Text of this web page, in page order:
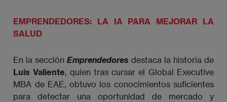
EMPRENDEDORES: LA IA PARA MEJORAR LA
SALUD
En la sección Emprendedores destaca la historia de
Luis Valiente, quien tras cursar el Global Executive
MBA de EAE, obtuvo los conocimientos suficientes
para detectar una oportunidad de mercado y